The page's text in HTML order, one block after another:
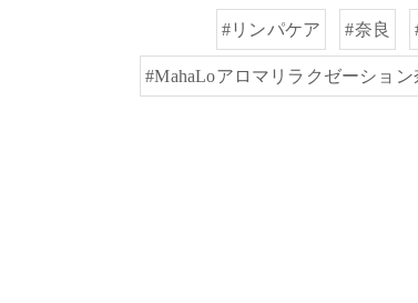
#リンパケア #奈良
#MahaLoアロマリラクゼーション